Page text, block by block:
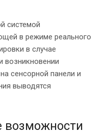
системой
в режиме реального
в случае
возникновении
сенсорной панели и
выводятся
возможности